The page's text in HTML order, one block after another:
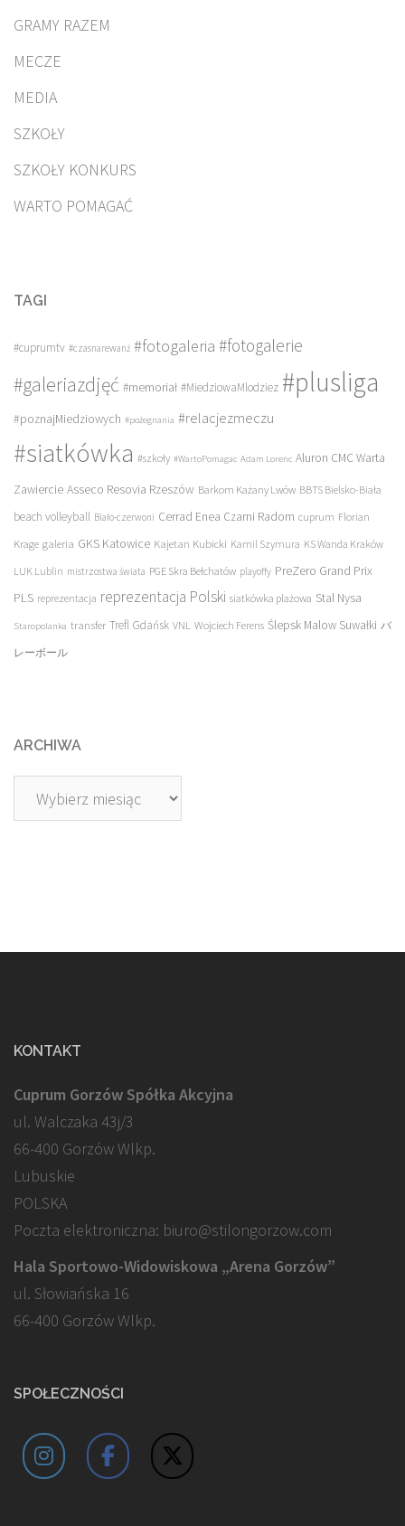
GRAMY RAZEM
MECZE
MEDIA
SZKOŁY
SZKOŁY KONKURS
WARTO POMAGAĆ
TAGI
#cuprumtv #czasnarewanż #fotogaleria #fotogalerie
#galeriazdjęć #memoriał #MiedziowaMlodziez #plusliga
#poznajMiedziowych #pożegnania #relacjezmeczu
#siatkówka #szkoły #WartoPomagac Adam Lorenc Aluron CMC Warta
Zawiercie Asseco Resovia Rzeszów Barkom Każany Lwów BBTS Bielsko-Biała
beach volleyball Biało-czerwoni Cerrad Enea Czarni Radom cuprum Florian
Krage galeria GKS Katowice Kajetan Kubicki Kamil Szymura KS Wanda Kraków
LUK Lublin mistrzostwa świata PGE Skra Bełchatów playoffy PreZero Grand Prix
PLS reprezentacja reprezentacja Polski siatkówka plażowa Stal Nysa
Staropolanka transfer Trefl Gdańsk VNL Wojciech Ferens Ślepsk Malow Suwałki バ
レーボール
ARCHIWA
Archiwa
KONTAKT
Cuprum Gorzów Spółka Akcyjna
ul. Walczaka 43j/3
66-400 Gorzów Wlkp.
Lubuskie
POLSKA
Poczta elektroniczna: biuro@stilongorzow.com
Hala Sportowo-Widowiskowa „Arena Gorzów”
ul. Słowiańska 16
66-400 Gorzów Wlkp.
SPOŁECZNOŚCI